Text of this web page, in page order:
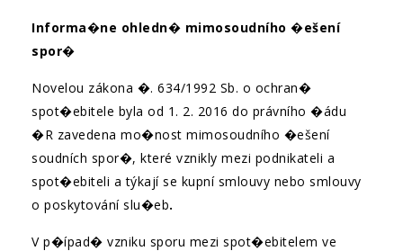
Informa�ne ohledn� mimosoudního �ešení
spor�
Novelou zákona �. 634/1992 Sb. o ochran�
spot�ebitele byla od 1. 2. 2016 do právního �ádu
�R zavedena mo�nost mimosoudního �ešení
soudních spor�, které vznikly mezi podnikateli a
spot�ebiteli a týkají se kupní smlouvy nebo smlouvy
o poskytování slu�eb.
V p�ípad� vzniku sporu mezi spot�ebitelem ve